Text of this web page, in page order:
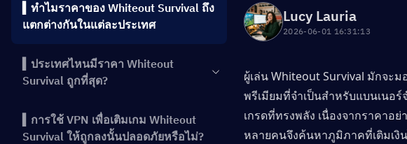
▍ทำไมราคาของ Whiteout Survival ถึง
แตกต่างกันในแต่ละประเทศ
▍ประเทศไหนมีราคา Whiteout
Survival ถูกที่สุด?
▍การใช้ VPN เพื่อเติมเกม Whiteout
Survival ให้ถูกลงนั้นปลอดภัยหรือไม่?
Lucy Lauria
2026-06-01 16:31:13
ผู้เล่น Whiteout Survival มักจะ
พรีเมียมที่จำเป็นสำหรับแบนเนอ
เกรดที่ทรงพลัง เนื่องจากราคาอ
หลายคนจึงค้นหาภูมิภาคที่เติมเงิ